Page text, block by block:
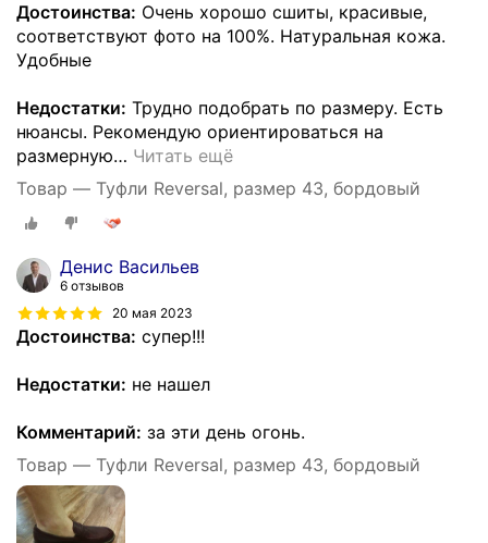
Достоинства: Очень хорошо сшиты, красивые,
соответствуют фото на 100%. Натуральная кожа.
Удобные
Недостатки: Трудно подобрать по размеру. Есть
нюансы. Рекомендую ориентироваться на
размерную… Читать ещё
Товар — Туфли Reversal, размер 43, бордовый
Денис Васильев
6 отзывов
20 мая 2023
Достоинства: супер!!!
Недостатки: не нашел
Комментарий: за эти день огонь.
Товар — Туфли Reversal, размер 43, бордовый